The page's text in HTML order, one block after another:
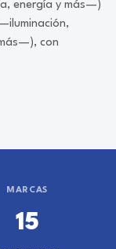
energía y más—)
con
MARCAS
15